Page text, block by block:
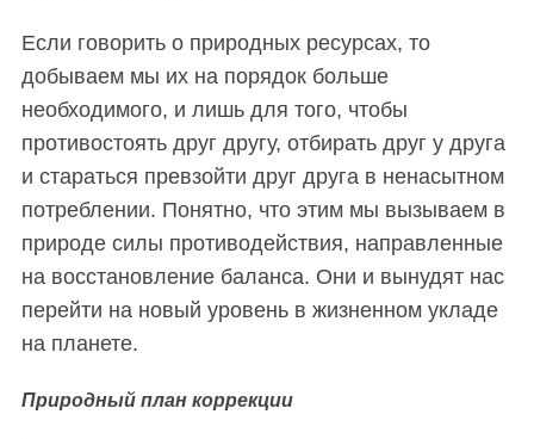
Если говорить о природных ресурсах, то
добываем мы их на порядок больше
необходимого, и лишь для того, чтобы
противостоять друг другу, отбирать друг у друга
и стараться превзойти друг друга в ненасытном
потреблении. Понятно, что этим мы вызываем в
природе силы противодействия, направленные
на восстановление баланса. Они и вынудят нас
перейти на новый уровень в жизненном укладе
на планете.
Природный план коррекции